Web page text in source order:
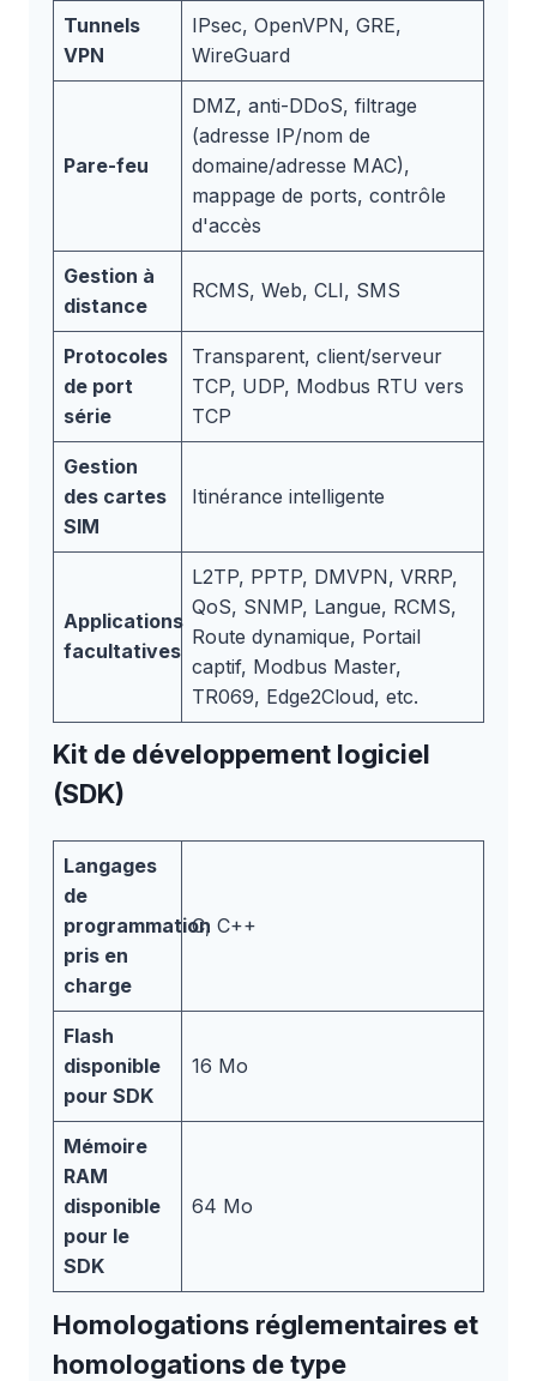
Tunnels
VPN
IPsec, OpenVPN, GRE,
WireGuard
Pare-feu
DMZ, anti-DDoS, filtrage
(adresse IP/nom de
domaine/adresse MAC),
mappage de ports, contrôle
d'accès
Gestion à
distance
RCMS, Web, CLI, SMS
Protocoles
de port
série
Transparent, client/serveur
TCP, UDP, Modbus RTU vers
TCP
Gestion
des cartes
SIM
Itinérance intelligente
Applications
facultatives
L2TP, PPTP, DMVPN, VRRP,
QoS, SNMP, Langue, RCMS,
Route dynamique, Portail
captif, Modbus Master,
TR069, Edge2Cloud, etc.
Kit de développement logiciel
(SDK)
Langages
de
programmation
pris en
charge
C, C++
Flash
disponible
pour SDK
16 Mo
Mémoire
RAM
disponible
pour le
SDK
64 Mo
Homologations réglementaires et
homologations de type